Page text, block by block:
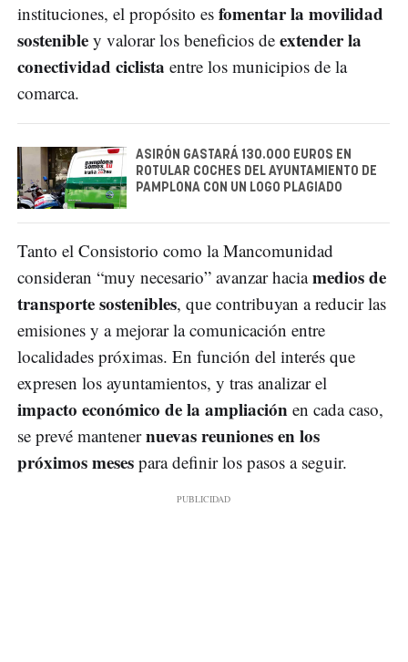
instituciones, el propósito es fomentar la movilidad
sostenible y valorar los beneficios de extender la
conectividad ciclista entre los municipios de la
comarca.
ASIRÓN GASTARÁ 130.000 EUROS EN
ROTULAR COCHES DEL AYUNTAMIENTO DE
PAMPLONA CON UN LOGO PLAGIADO
Tanto el Consistorio como la Mancomunidad
consideran “muy necesario” avanzar haciamedios de
transporte sostenibles, que contribuyan a reducir las
emisiones y a mejorar la comunicación entre
localidades próximas. En función del interés que
expresen los ayuntamientos, y tras analizar el
impacto económico de la ampliación en cada caso,
se prevé mantenernuevas reuniones en los
próximos meses para definir los pasos a seguir.